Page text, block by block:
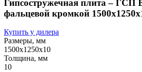
Гипсостружечная плита – ГСП
фальцевой кромкой
Купить у дилера
Размеры, мм
1500х1250х10
Толщина, мм
10